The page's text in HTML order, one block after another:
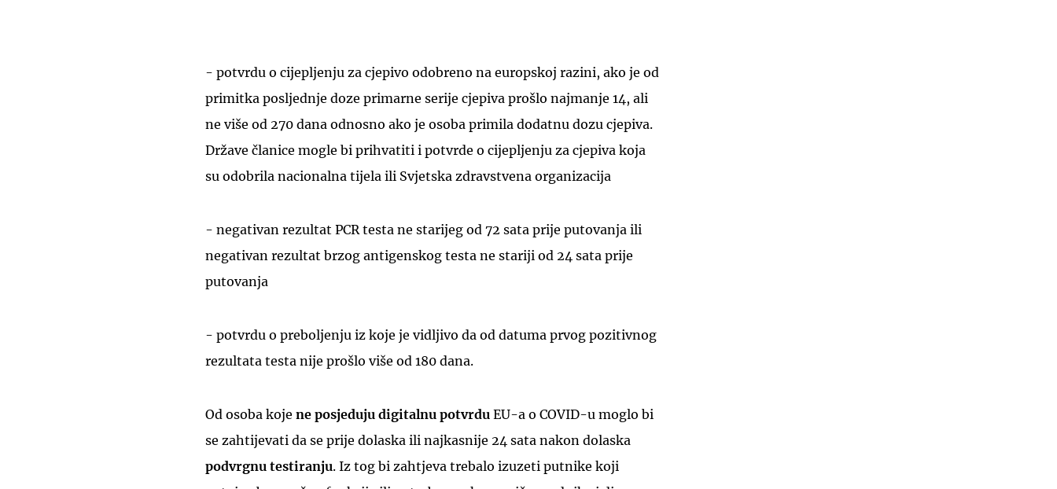
- potvrdu o cijepljenju za cjepivo odobreno na europskoj razini, ako je od
primitka posljednje doze primarne serije cjepiva prošlo najmanje 14, ali
ne više od 270 dana odnosno ako je osoba primila dodatnu dozu cjepiva.
Države članice mogle bi prihvatiti i potvrde o cijepljenju za cjepiva koja
su odobrila nacionalna tijela ili Svjetska zdravstvena organizacija
- negativan rezultat PCR testa ne starijeg od 72 sata prije putovanja ili
negativan rezultat brzog antigenskog testa ne stariji od 24 sata prije
putovanja
- potvrdu o preboljenju iz koje je vidljivo da od datuma prvog pozitivnog
rezultata testa nije prošlo više od 180 dana.
Od osoba koje ne posjeduju digitalnu potvrdu EU-a o COVID-u moglo bi
se zahtijevati da se prije dolaska ili najkasnije 24 sata nakon dolaska
podvrgnu testiranju. Iz tog bi zahtjeva trebalo izuzeti putnike koji